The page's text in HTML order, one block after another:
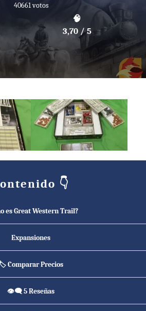
40661 votos
🧠
3,70 / 5
👇
es Great Western Trail?
Expansiones
Comparar Precios
👁️‍🗨️ 5 Reseñas